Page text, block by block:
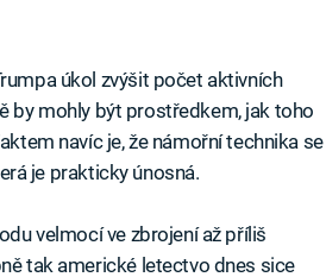
úkol zvýšit počet aktivních
by mohly být prostředkem, jak toho
navíc je, že námořní technika se
je prakticky únosná.
velmocí ve zbrojení až příliš
tak americké letectvo dnes sice